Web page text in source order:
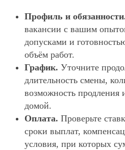
Профиль и
вакансии с вашим
допусками и
объём работ.
График. Уточните
длительность смены,
возможность продления
домой.
Оплата. Проверьте
сроки выплат,
условия, при которых